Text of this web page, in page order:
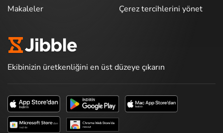
Makaleler
Çerez tercihlerini yönet
Ekibinizin üretkenliğini en üst düzeye çıkarın